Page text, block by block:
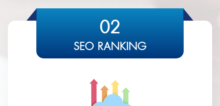
02
SEO RANKING